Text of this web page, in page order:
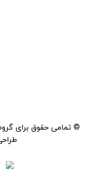
© تمامی حقوق برای